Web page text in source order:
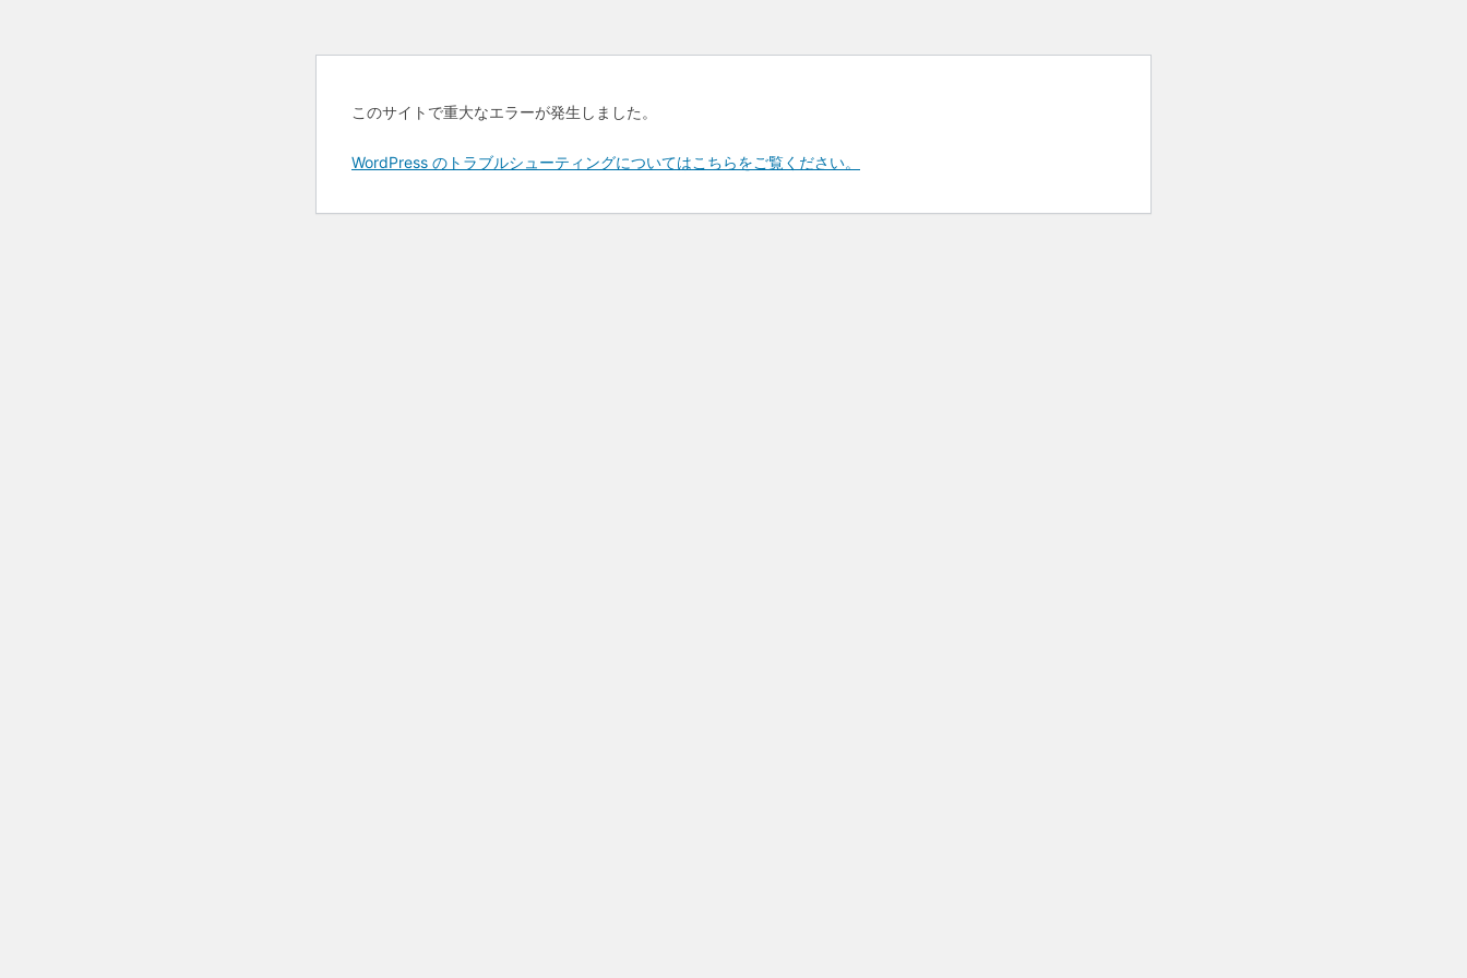
このサイトで重大なエラーが発生しました。
WordPress のトラブルシューティングについてはこちらをご覧ください。